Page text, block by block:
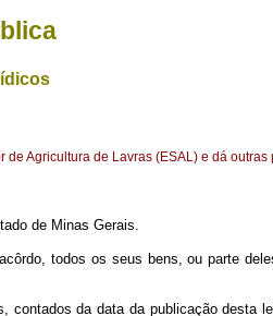
de Agricultura de Lavras (ESAL) e dá outras
de Minas Gerais.
todos os seus bens, ou parte
da data da publicação desta